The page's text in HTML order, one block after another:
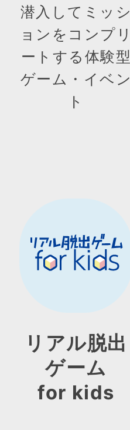
潜入してミッシ
ョンをコンプリ
ートする体験型
ゲーム・イベン
ト
リアル脱出
ゲーム
for kids